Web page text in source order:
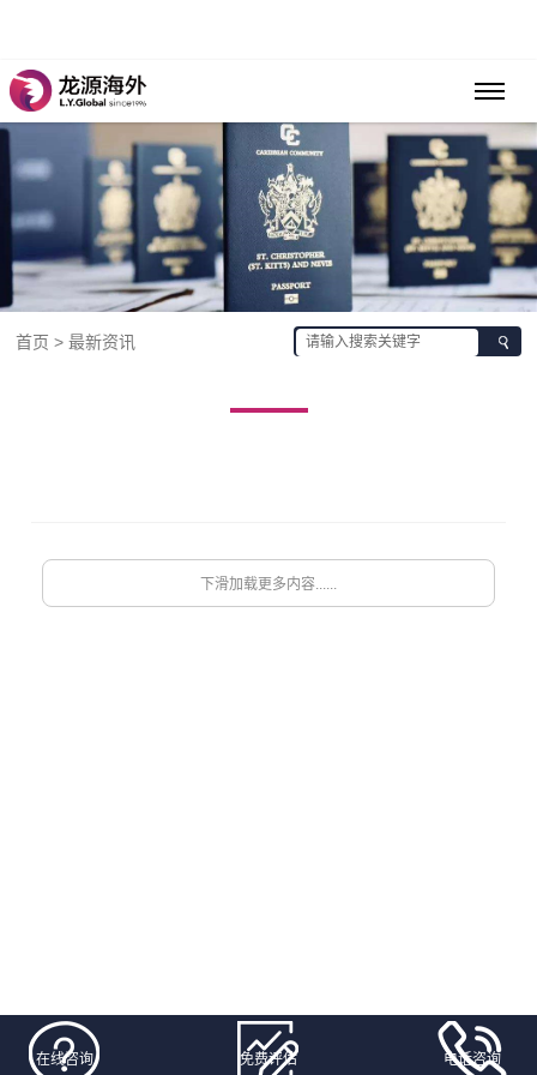
首页 > 最新资讯
下滑加载更多内容......
在线咨询 免费评估 电话咨询